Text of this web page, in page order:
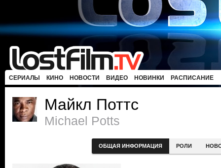
СЕРИАЛЫ КИНО НОВОСТИ ВИДЕО НОВИНКИ РАСПИСАНИЕ
Майкл Поттс
Michael Potts
ОБЩАЯ ИНФОРМАЦИЯ РОЛИ